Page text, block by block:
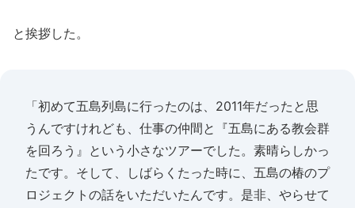
と挨拶した。
「初めて五島列島に行ったのは、2011年だったと思
うんですけれども、仕事の仲間と『五島にある教会群
を回ろう』という小さなツアーでした。素晴らしかっ
たです。そして、しばらくたった時に、五島の椿のプ
ロジェクトの話をいただいたんです。是非、やらせて